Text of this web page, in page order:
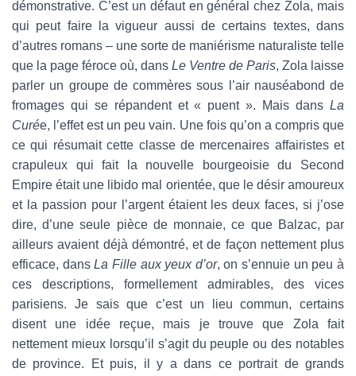
démonstrative. C’est un défaut en général chez Zola, mais
qui peut faire la vigueur aussi de certains textes, dans
d’autres romans – une sorte de maniérisme naturaliste telle
que la page féroce où, dans Le Ventre de Paris, Zola laisse
parler un groupe de commères sous l’air nauséabond de
fromages qui se répandent et « puent ». Mais dans La
Curée, l’effet est un peu vain. Une fois qu’on a compris que
ce qui résumait cette classe de mercenaires affairistes et
crapuleux qui fait la nouvelle bourgeoisie du Second
Empire était une libido mal orientée, que le désir amoureux
et la passion pour l’argent étaient les deux faces, si j’ose
dire, d’une seule pièce de monnaie, ce que Balzac, par
ailleurs avaient déjà démontré, et de façon nettement plus
efficace, dansLa Fille aux yeux d’or, on s’ennuie un peu à
ces descriptions, formellement admirables, des vices
parisiens. Je sais que c’est un lieu commun, certains
disent une idée reçue, mais je trouve que Zola fait
nettement mieux lorsqu’il s’agit du peuple ou des notables
de province. Et puis, il y a dans ce portrait de grands